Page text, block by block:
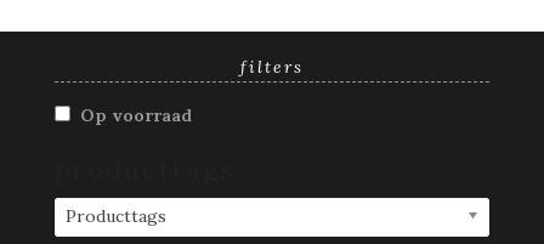
filters
Op voorraad
Producttags